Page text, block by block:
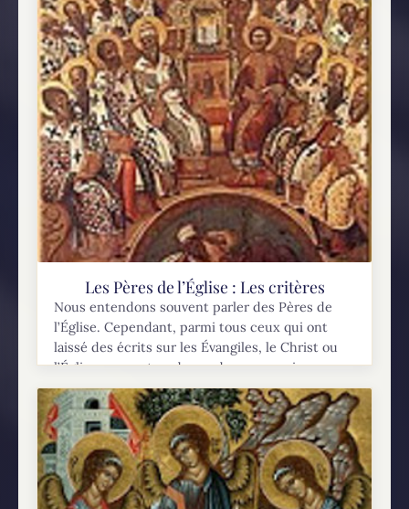
Les Pères de l’Église : Les critères
Nous entendons souvent parler des Pères de
l’Église. Cependant, parmi tous ceux qui ont
laissé des écrits sur les Évangiles, le Christ ou
l’Église, on peut se demander pourquoi un...